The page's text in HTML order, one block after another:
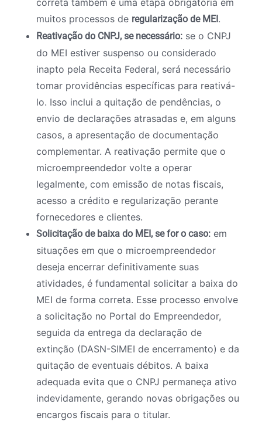
muitos processos de regularização de MEI.
Reativação do CNPJ, se necessário:se o CNPJ
do MEI estiver suspenso ou considerado
inapto pela Receita Federal, será necessário
tomar providências específicas para reativá-
lo. Isso inclui a quitação de pendências, o
envio de declarações atrasadas e, em alguns
casos, a apresentação de documentação
complementar. A reativação permite que o
microempreendedor volte a operar
legalmente, com emissão de notas fiscais,
acesso a crédito e regularização perante
fornecedores e clientes.
Solicitação de baixa do MEI, se for o caso:em
situações em que o microempreendedor
deseja encerrar definitivamente suas
atividades, é fundamental solicitar a baixa do
MEI de forma correta. Esse processo envolve
a solicitação no Portal do Empreendedor,
seguida da entrega da declaração de
extinção (DASN-SIMEI de encerramento) e da
quitação de eventuais débitos. A baixa
adequada evita que o CNPJ permaneça ativo
indevidamente, gerando novas obrigações ou
encargos fiscais para o titular.